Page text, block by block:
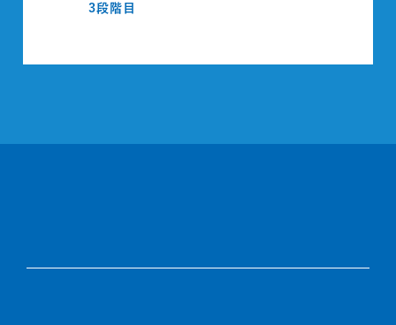
3段階目